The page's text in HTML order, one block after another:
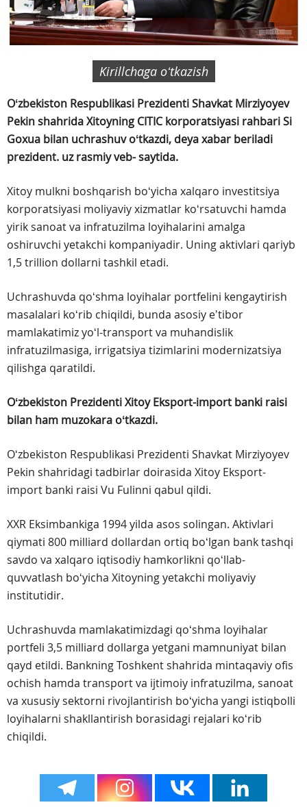
Kirillchaga oʻtkazish
Oʻzbekiston Respublikasi Prezidenti Shavkat Mirziyoyev
Pekin shahrida Xitoyning CITIC korporatsiyasi rahbari Si
Goxua bilan uchrashuv oʻtkazdi, deya xabar beriladi
prezident. uz rasmiy veb- saytida.
Xitoy mulkni boshqarish boʻyicha xalqaro investitsiya
korporatsiyasi moliyaviy xizmatlar koʻrsatuvchi hamda
yirik sanoat va infratuzilma loyihalarini amalga
oshiruvchi yetakchi kompaniyadir. Uning aktivlari qariyb
1,5 trillion dollarni tashkil etadi.
Uchrashuvda qoʻshma loyihalar portfelini kengaytirish
masalalari koʻrib chiqildi, bunda asosiy eʼtibor
mamlakatimiz yoʻl-transport va muhandislik
infratuzilmasiga, irrigatsiya tizimlarini modernizatsiya
qilishga qaratildi.
Oʻzbekiston Prezidenti Xitoy Eksport-import banki raisi
bilan ham muzokara oʻtkazdi.
Oʻzbekiston Respublikasi Prezidenti Shavkat Mirziyoyev
Pekin shahridagi tadbirlar doirasida Xitoy Eksport-
import banki raisi Vu Fulinni qabul qildi.
XXR Eksimbankiga 1994 yilda asos solingan. Aktivlari
qiymati 800 milliard dollardan ortiq boʻlgan bank tashqi
savdo va xalqaro iqtisodiy hamkorlikni qoʻllab-
quvvatlash boʻyicha Xitoyning yetakchi moliyaviy
institutidir.
Uchrashuvda mamlakatimizdagi qoʻshma loyihalar
portfeli 3,5 milliard dollarga yetgani mamnuniyat bilan
qayd etildi. Bankning Toshkent shahrida mintaqaviy ofis
ochish hamda transport va ijtimoiy infratuzilma, sanoat
va xususiy sektorni rivojlantirish boʻyicha yangi istiqbolli
loyihalarni shakllantirish borasidagi rejalari koʻrib
chiqildi.